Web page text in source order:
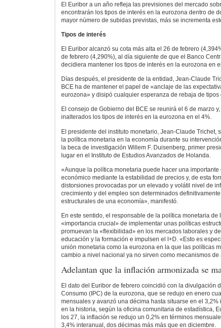
El Euribor a un año refleja las previsiones del mercado
encontrarán los tipos de interés en la eurozona dentro de
mayor número de subidas previstas, más se incrementa
Tipos de interés
El Euribor alcanzó su cota más alta el 26 de febrero
de febrero (4,290%), al día siguiente de que el Banco
decidiera mantener los tipos de interés en la eurozona en
Días después, el presidente de la entidad, Jean-Claude
BCE ha de mantener el papel de «anclaje de las
eurozona» y disipó cualquier esperanza de rebaja de tipos
El consejo de Gobierno del BCE se reunirá el 6 de marzo
inalterados los tipos de interés en la eurozona en el 4%.
El presidente del instituto monetario, Jean-Claude Trichet,
la política monetaria en la economía durante su
la beca de investigación Willem F. Duisenberg, primer
lugar en el Instituto de Estudios Avanzados de Holanda.
«Aunque la política monetaria puede hacer una
económico mediante la estabilidad de precios y, de esta
distorsiones provocadas por un elevado y volátil nivel de
crecimiento y del empleo son determinados
estructurales de una economía», manifestó.
En este sentido, el responsable de la política monetaria de
«importancia crucial» de implementar unas políticas
promuevan la «flexibilidad» en los mercados laborales y
educación y la formación e impulsen el I+D. «Esto es
unión monetaria como la eurozona en la que las políticas
cambio a nivel nacional ya no sirven como mecanismos
Adelantan que la inflación armonizada se
El dato del Euribor de febrero coincidió con la divulgación
Consumo (IPC) de la eurozona, que se redujo en enero
mensuales y avanzó una décima hasta situarse en el
en la historia, según la oficina comunitaria de estadística,
los 27, la inflación se redujo un 0,2% en términos
3,4% interanual, dos décimas más más que en diciembre.